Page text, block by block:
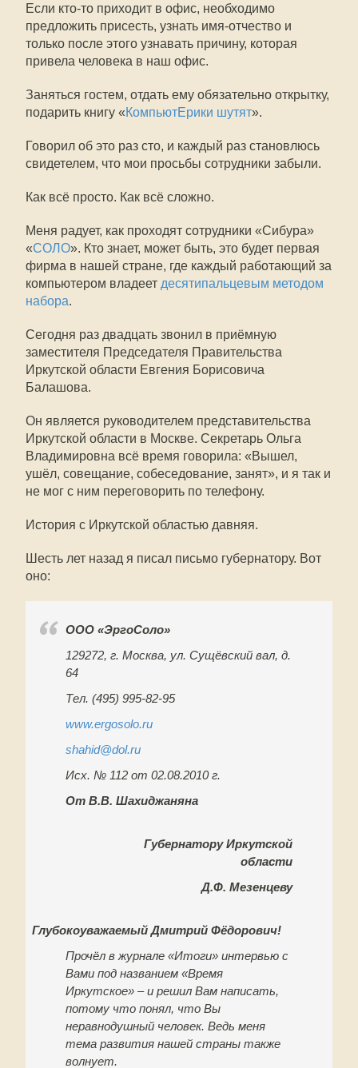
Если кто-то приходит в офис, необходимо
предложить присесть, узнать имя-отчество и
только после этого узнавать причину, которая
привела человека в наш офис.
Заняться гостем, отдать ему обязательно открытку,
подарить книгу «КомпьютЕрики шутят».
Говорил об это раз сто, и каждый раз становлюсь
свидетелем, что мои просьбы сотрудники забыли.
Как всё просто. Как всё сложно.
Меня радует, как проходят сотрудники «Сибура»
«СОЛО». Кто знает, может быть, это будет первая
фирма в нашей стране, где каждый работающий за
компьютером владеет десятипальцевым методом
набора.
Сегодня раз двадцать звонил в приёмную
заместителя Председателя Правительства
Иркутской области Евгения Борисовича
Балашова.
Он является руководителем представительства
Иркутской области в Москве. Секретарь Ольга
Владимировна всё время говорила: «Вышел,
ушёл, совещание, собеседование, занят», и я так и
не мог с ним переговорить по телефону.
История с Иркутской областью давняя.
Шесть лет назад я писал письмо губернатору. Вот
оно:
ООО «ЭргоСоло»
129272, г. Москва, ул. Сущёвский вал, д.
64
Тел. (495) 995-82-95
www.ergosolo.ru
shahid@dol.ru
Исх. № 112 от 02.08.2010 г.
От В.В. Шахиджаняна
Губернатору Иркутской
области
Д.Ф. Мезенцеву
Глубокоуважаемый Дмитрий Фёдорович!
Прочёл в журнале «Итоги» интервью с
Вами под названием «Время
Иркутское» – и решил Вам написать,
потому что понял, что Вы
неравнодушный человек. Ведь меня
тема развития нашей страны также
волнует.